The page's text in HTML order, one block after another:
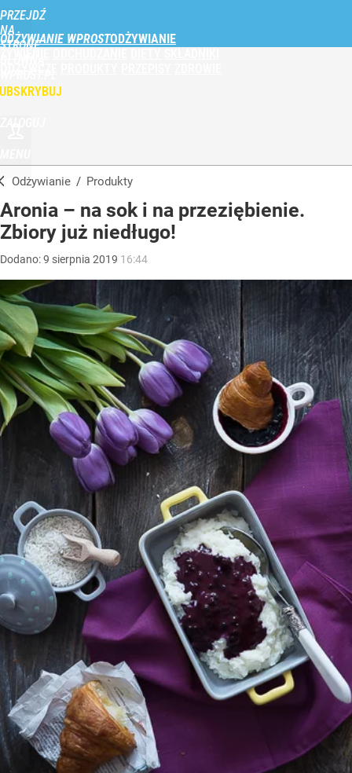
PRZEJDŹ
NA
STRONĘ
ODŻYWIANIE WPROST
Odżywianie / Produkty
Aronia – na sok i na przeziębienie.
Zbiory już niedługo!
Dodano:9 sierpnia 2019 16:44